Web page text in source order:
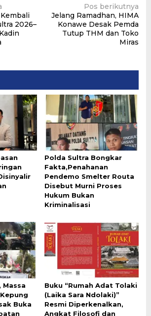
2026–
Pos berikutnya
Jelang Ramadhan, HIMA
Konawe Desak Pemda
Tutup THM dan Toko
Miras
Polda Sultra Bongkar
Fakta,Penahanan
Pendemo Smelter Routa
Disebut Murni Proses
Hukum Bukan
Kriminalisasi
Massa
Buka
Buku “Rumah Adat Tolaki
(Laika Sara Ndolaki)”
Resmi Diperkenalkan,
Angkat Filosofi dan